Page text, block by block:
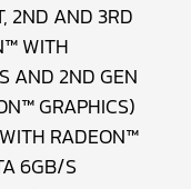
2ND AND 3RD
WITH
AND 2ND GEN
GRAPHICS)
RADEON™
6GB/S